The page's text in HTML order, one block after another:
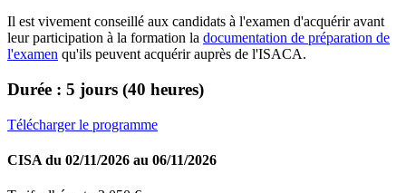
Il est vivement conseillé aux candidats à l'examen d'acquérir avant
leur participation à la formation la documentation de préparation de
l'examen qu'ils peuvent acquérir auprès de l'ISACA.
Durée : 5 jours (40 heures)
Télécharger le programme
CISA du 02/11/2026 au 06/11/2026